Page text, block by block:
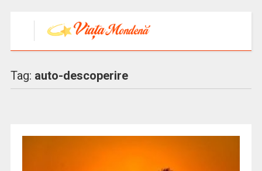
Tag: auto-descoperire